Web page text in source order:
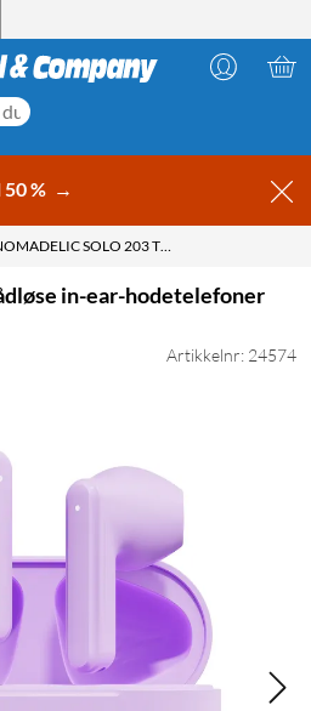
% →
NOMADELIC SOLO 203 TRÅDLØSE IN-EAR-HODETELEFONER LILLA
in-ear-hodetelefoner
Artikkelnr: 24574